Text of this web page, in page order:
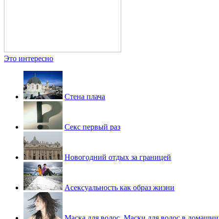
Это интересно
Стена плача
Секс первый раз
Новогодний отдых за границей
Асексуальность как образ жизни